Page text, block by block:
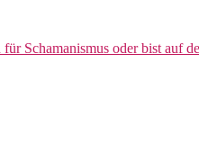
Schamanismus oder bist auf